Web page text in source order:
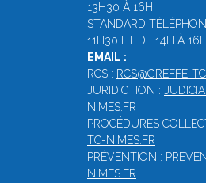
13H30 À 16H
STANDARD
11H30 ET DE 14H À 16H
EMAIL :
RCS : RCS@GREFFE-
JURIDICTION :
NIMES.FR
PROCÉDURES
TC-NIMES.FR
PRÉVENTION :
NIMES.FR